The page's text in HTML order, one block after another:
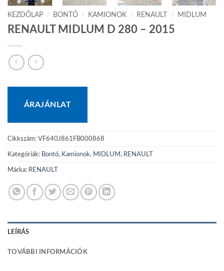
KEZDŐLAP / BONTÓ / KAMIONOK / RENAULT / MIDLUM
RENAULT MIDLUM D 280 – 2015
ÁRAJÁNLAT
Cikkszám: VF640J861FB000868
Kategóriák: Bontó, Kamionok, MIDLUM , RENAULT
Márka: RENAULT
LEÍRÁS
TOVÁBBI INFORMÁCIÓK